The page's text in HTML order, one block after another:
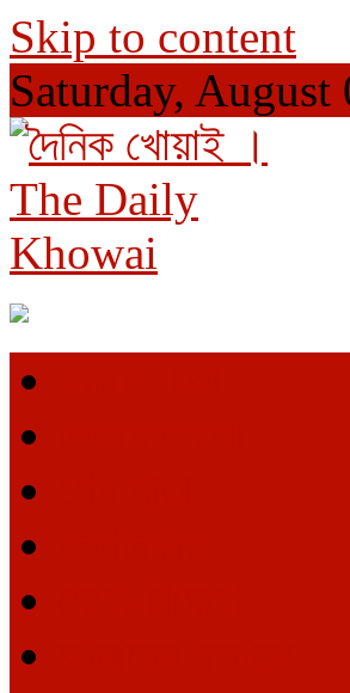
Skip to content
Saturday, August
দৈনিক খোয়াই । The Daily Khowai
Official Newspaper